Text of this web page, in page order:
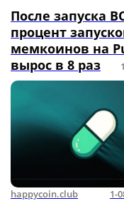
После запуска
процент
мемкоинов на
вырос в 8 раз
happycoin.club 1-